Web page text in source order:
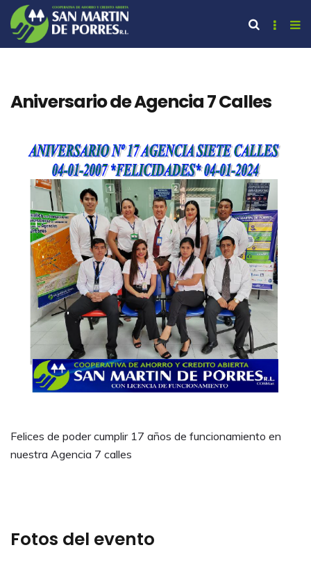
Aniversario de Agencia 7 Calles
Felices de poder cumplir 17 años de funcionamiento en
nuestra Agencia 7 calles
Fotos del evento